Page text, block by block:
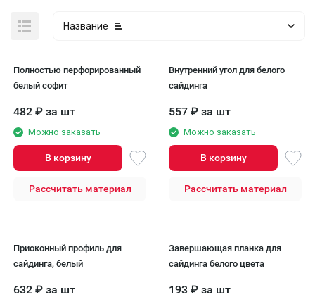
Название
Полностью перфорированный
белый софит
482 ₽ за шт
Можно заказать
В корзину
Рассчитать материал
Внутренний угол для белого
сайдинга
557 ₽ за шт
Можно заказать
В корзину
Рассчитать материал
Приоконный профиль для
сайдинга, белый
632 ₽ за шт
Завершающая планка для
сайдинга белого цвета
193 ₽ за шт